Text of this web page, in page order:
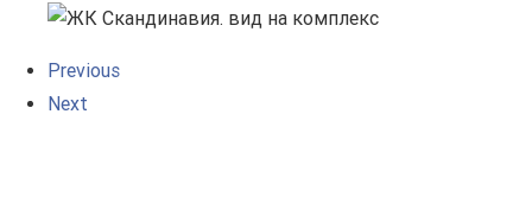
Previous
Next